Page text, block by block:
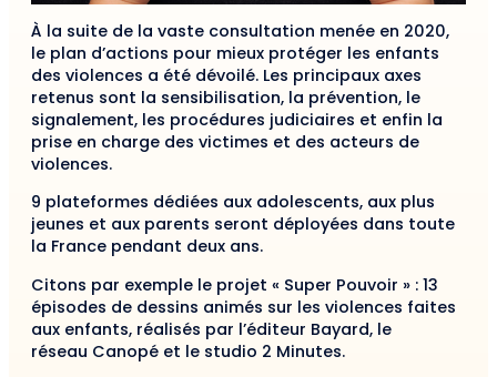
À la suite de la vaste consultation menée en 2020,
le plan d’actions pour mieux protéger les enfants
des violences a été dévoilé. Les principaux axes
retenus sont la sensibilisation, la prévention, le
signalement, les procédures judiciaires et enfin la
prise en charge des victimes et des acteurs de
violences.
9 plateformes dédiées aux adolescents, aux plus
jeunes et aux parents seront déployées dans toute
la France pendant deux ans.
Citons par exemple le projet « Super Pouvoir » : 13
épisodes de dessins animés sur les violences faites
aux enfants, réalisés par l’éditeur Bayard, le
réseau Canopé et le studio 2 Minutes.